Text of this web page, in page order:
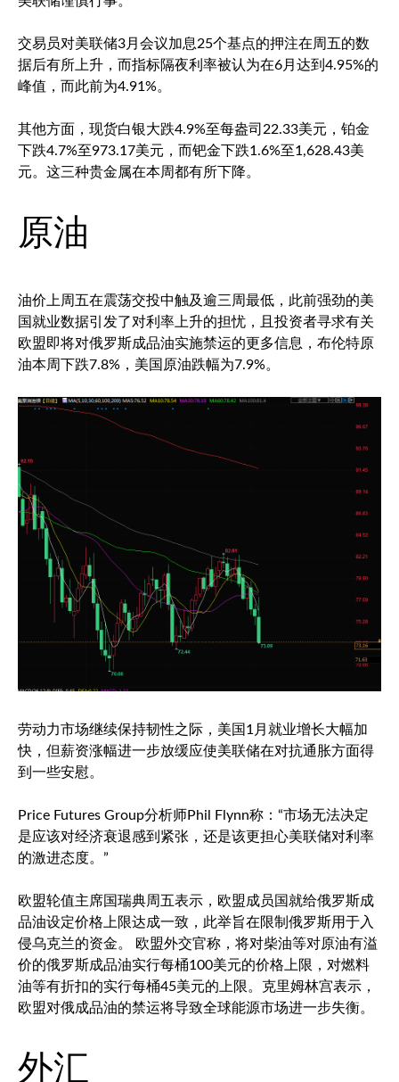
交易员对美联储3月会议加息25个基点的押注在周五的数
据后有所上升，而指标隔夜利率被认为在6月达到4.95%的
峰值，而此前为4.91%。
其他方面， 现货白银大跌4.9%至每盎司22.33美元，铂金
下跌4.7%至973.17美元，而钯金下跌1.6%至1,628.43美
元。这三种贵金属在本周都有所下降。
原油
油价上周五在震荡交投中触及逾三周最低，此前强劲的美
国就业数据引发了对利率上升的担忧，且投资者寻求有关
欧盟即将对俄罗斯成品油实施禁运的更多信息， 布伦特原
油本周下跌7.8%，美国原油跌幅为7.9%。
劳动力市场继续保持韧性之际，美国1月就业增长大幅加
快，但薪资涨幅进一步放缓应使美联储在对抗通胀方面得
到一些安慰。
Price Futures Group分析师Phil Flynn称：“市场无法决定
是应该对经济衰退感到紧张，还是该更担心美联储对利率
的激进态度。”
欧盟轮值主席国瑞典周五表示，欧盟成员国就给俄罗斯成
品油设定价格上限达成一致，此举旨在限制俄罗斯用于入
侵乌克兰的资金。 欧盟外交官称，将对柴油等对原油有溢
价的俄罗斯成品油实行每桶100美元的价格上限，对燃料
油等有折扣的实行每桶45美元的上限。克里姆林宫表示，
欧盟对俄成品油的禁运将导致全球能源市场进一步失衡。
外汇